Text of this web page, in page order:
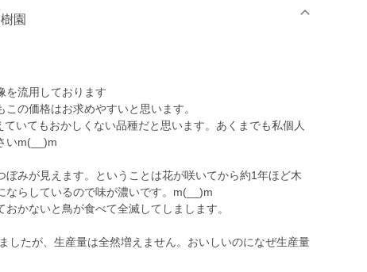
園
を流用しております
の価格はお求めやすいと思います。
いてもおかしくない品種だと思います。あくまでも私個人
いm(__)m
みが見えます。ということは花が咲いてから約1年ほど木
ならしているので味が濃いです。m(__)m
かないと鳥が食べて全滅してしまします。
たが、生産量は全然増えません。おいしいのになぜ生産量